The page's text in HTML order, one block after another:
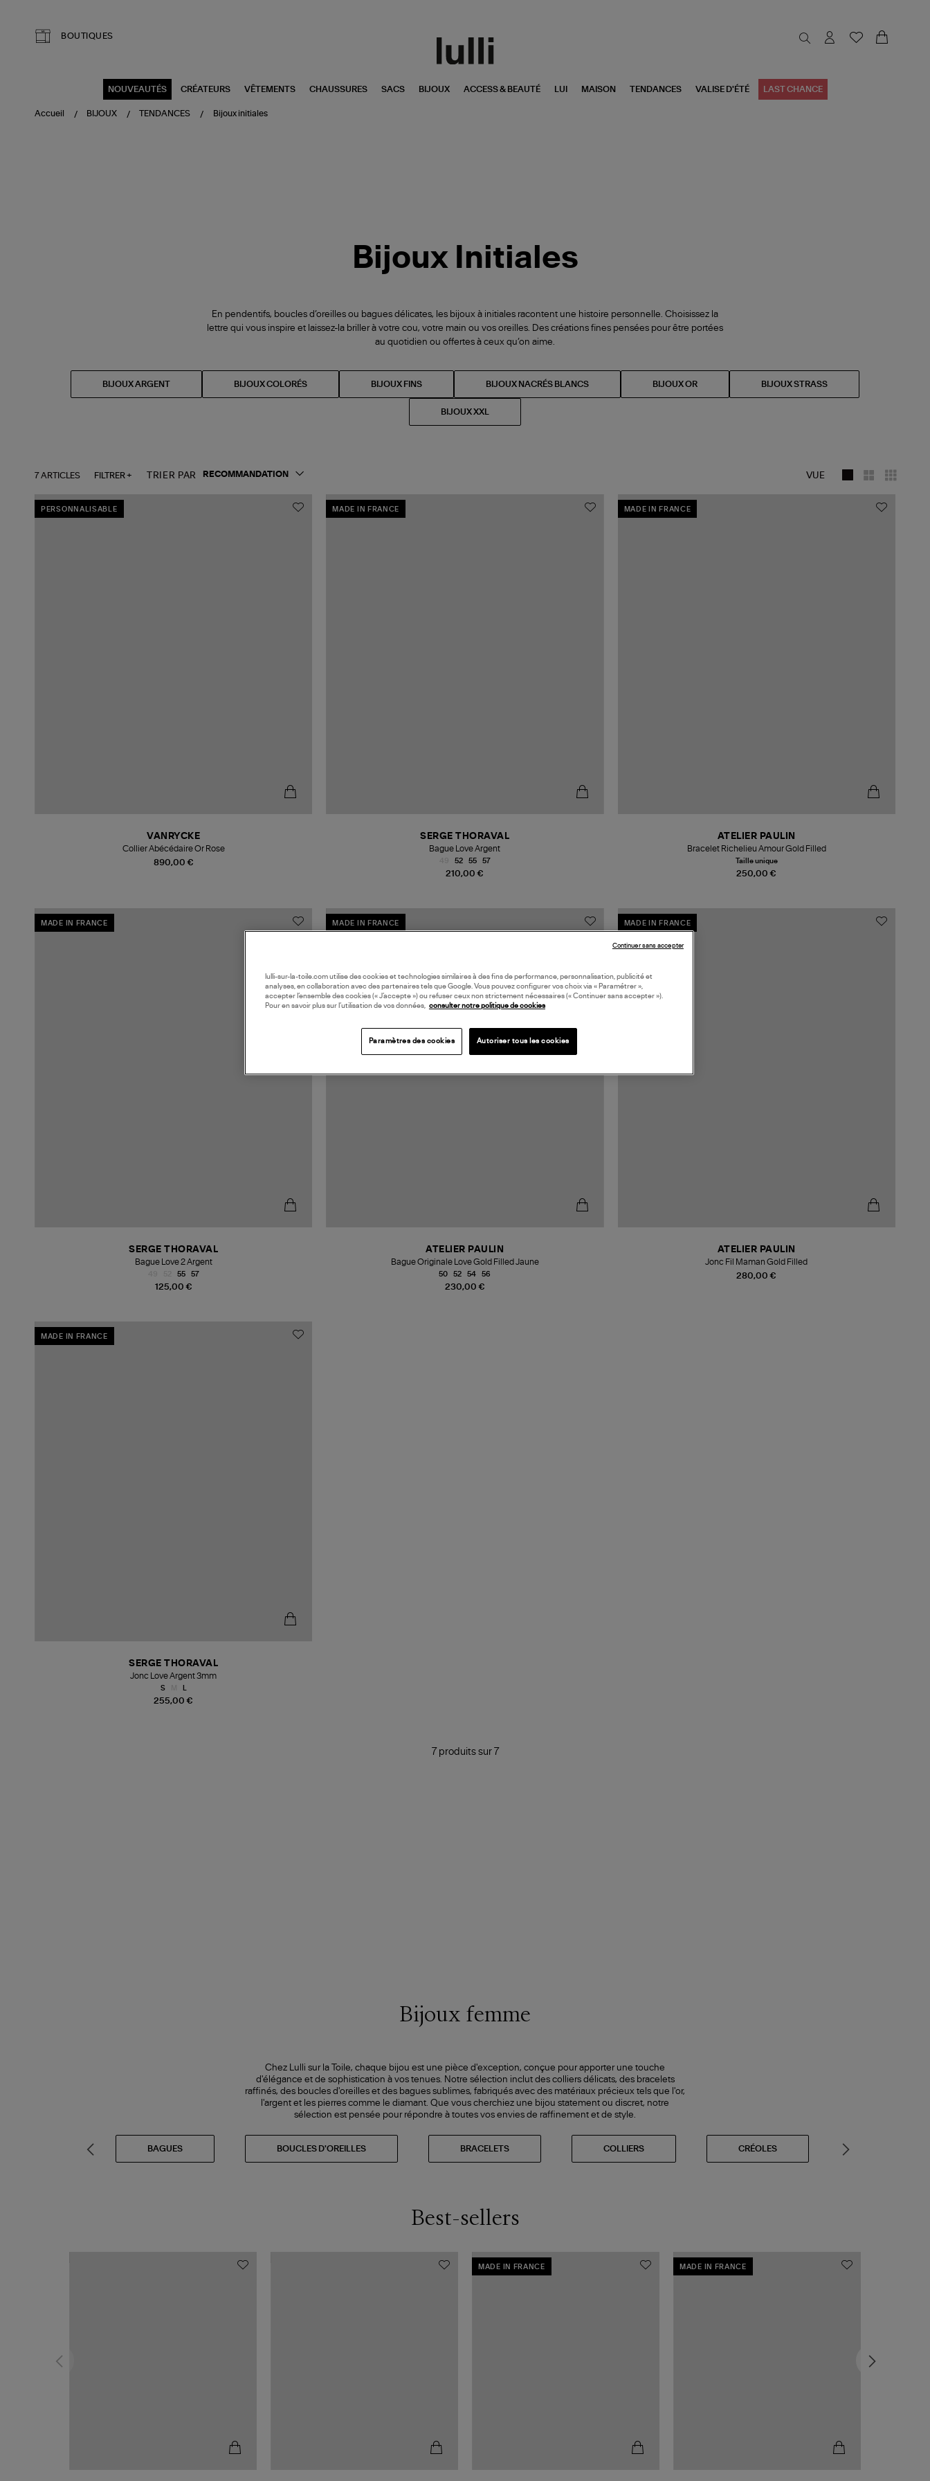
BOUTIQUES
NOUVEAUTÉS CRÉATEURS VÊTEMENTS CHAUSSURES SACS BIJOUX ACCESS & BEAUTÉ LUI MAISON TENDANCES VALISE D'ÉTÉ LAST CHANCE
Accueil BIJOUX TENDANCES Bijoux initiales
Bijoux Initiales
En pendentifs, boucles d’oreilles ou bagues délicates, les bijoux à initiales racontent une histoire personnelle. Choisissez la
lettre qui vous inspire et laissez-la briller à votre cou, votre main ou vos oreilles. Des créations fines pensées pour être portées
au quotidien ou offertes à ceux qu’on aime.
BIJOUX ARGENT BIJOUX COLORÉS BIJOUX FINS BIJOUX NACRÉS BLANCS BIJOUX OR BIJOUX STRASS
BIJOUX XXL
7 ARTICLES FILTRER + TRIER PAR VUE
PERSONNALISABLE
890,00 €
VANRYCKE
Collier Abécédaire Or Rose
MADE IN FRANCE
210,00 €
SERGE THORAVAL
Bague Love Argent
52 55 57
MADE IN FRANCE
250,00 €
ATELIER PAULIN
Bracelet Richelieu Amour Gold Filled
Taille unique
MADE IN FRANCE
125,00 €
SERGE THORAVAL
Bague Love 2 Argent
55 57
MADE IN FRANCE
230,00 €
ATELIER PAULIN
Bague Originale Love Gold Filled Jaune
50 52 54 56
MADE IN FRANCE
280,00 €
ATELIER PAULIN
Jonc Fil Maman Gold Filled
MADE IN FRANCE
255,00 €
SERGE THORAVAL
Jonc Love Argent 3mm
S
7 produits sur 7
Bijoux femme
Chez Lulli sur la Toile, chaque bijou est une pièce d'exception, conçue pour apporter une touche
d'élégance et de sophistication à vos tenues. Notre sélection inclut des colliers délicats, des bracelets
raffinés, des boucles d'oreilles et des bagues sublimes, fabriqués avec des matériaux précieux tels que l'or,
l'argent et les pierres comme le diamant. Que vous cherchiez une bijou statement ou discret, notre
sélection est pensée pour répondre à toutes vos envies de raffinement et de style.
BAGUES BOUCLES D'OREILLES BRACELETS COLLIERS CRÉOLES
Best-sellers
MADE IN FRANCE MADE IN FRANCE
lulli-sur-la-toile.com utilise des cookies et technologies similaires à des fins de performance, personnalisation, publicité et
analyses, en collaboration avec des partenaires tels que Google. Vous pouvez configurer vos choix via « Paramétrer »,
accepter l’ensemble des cookies (« J’accepte ») ou refuser ceux non strictement nécessaires (« Continuer sans accepter »).
Pour en savoir plus sur l’utilisation de vos données, consulter notre politique de cookies
Paramètres des cookies Autoriser tous les cookies
Continuer sans accepter